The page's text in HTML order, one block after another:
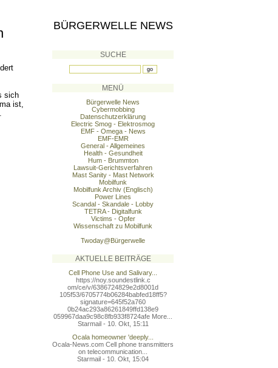
sich
ist,
BÜRGERWELLE NEWS
SUCHE
MENÜ
Bürgerwelle News
Cybermobbing
Datenschutzerklärung
Electric Smog - Elektrosmog
EMF - Omega - News
EMF-EMR
General - Allgemeines
Health - Gesundheit
Hum - Brummton
Lawsuit-Gerichtsverfahren
Mast Sanity - Mast Network
Mobilfunk
Mobilfunk Archiv (Englisch)
Power Lines
Scandal - Skandale - Lobby
TETRA - Digitalfunk
Victims - Opfer
Wissenschaft zu Mobilfunk
Twoday@Bürgerwelle
AKTUELLE BEITRÄGE
Cell Phone Use and Salivary...
https://noy.soundestlink.c
om/ce/v/6386724829e2d8001d
105f53/6705774b06284babfed18ff5?
signature=645f52a760
0b24ac293a86261849ffd138e9
059967daa9c98c8fb933f8724afe More...
Starmail - 10. Okt, 15:11
Ocala homeowner 'deeply...
Ocala-News.com Cell phone transmitters
on telecommunication...
Starmail - 10. Okt, 15:04